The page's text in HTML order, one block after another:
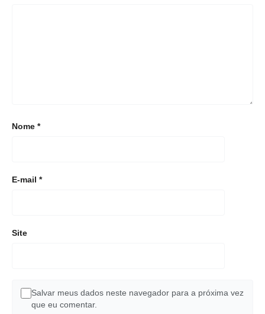
Nome *
E-mail *
Site
Salvar meus dados neste navegador para a próxima vez
que eu comentar.